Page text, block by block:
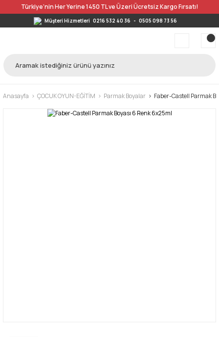
Türkiye’nin Her Yerine 1450 TL ve Üzeri Ücretsiz Kargo Fırsatı!
Müşteri Hizmetleri 0216 532 40 36 - 0505 098 73 56
Anasayfa ÇOCUK OYUN-EĞİTİM Parmak Boyalar Faber-Castell Parmak